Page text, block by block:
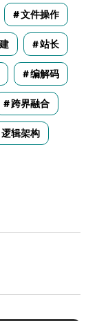
文件操作
站长
编解码
跨界融合
逻辑架构